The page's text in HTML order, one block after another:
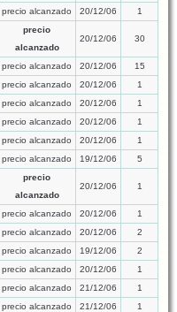
precio alcanzado 20/12/06 1
precio
alcanzado
20/12/06 30
precio alcanzado 20/12/06
15
precio alcanzado 20/12/06
1
precio alcanzado 20/12/06
1
precio alcanzado 20/12/06
1
precio alcanzado 20/12/06
1
precio alcanzado 19/12/06 5
precio
alcanzado
20/12/06 1
precio alcanzado 20/12/06
1
precio alcanzado 20/12/06
2
precio alcanzado 19/12/06
2
precio alcanzado 20/12/06
1
precio alcanzado 21/12/06
1
precio alcanzado 21/12/06
1